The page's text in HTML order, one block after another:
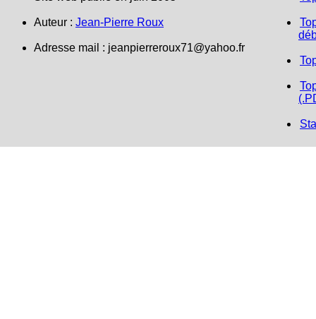
Auteur : Jean-Pierre Roux
Adresse mail : jeanpierreroux71@yahoo.fr